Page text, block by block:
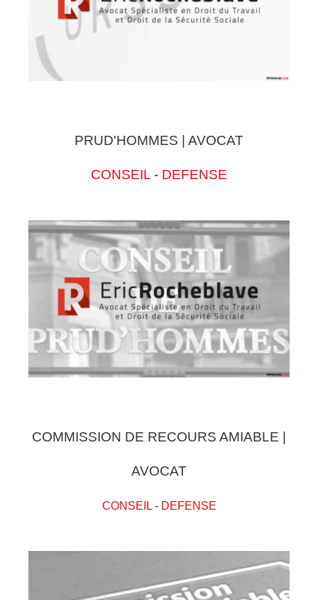
PRUD'HOMMES | AVOCAT
CONSEIL - DEFENSE
COMMISSION DE RECOURS AMIABLE |
AVOCAT
CONSEIL- DEFENSE